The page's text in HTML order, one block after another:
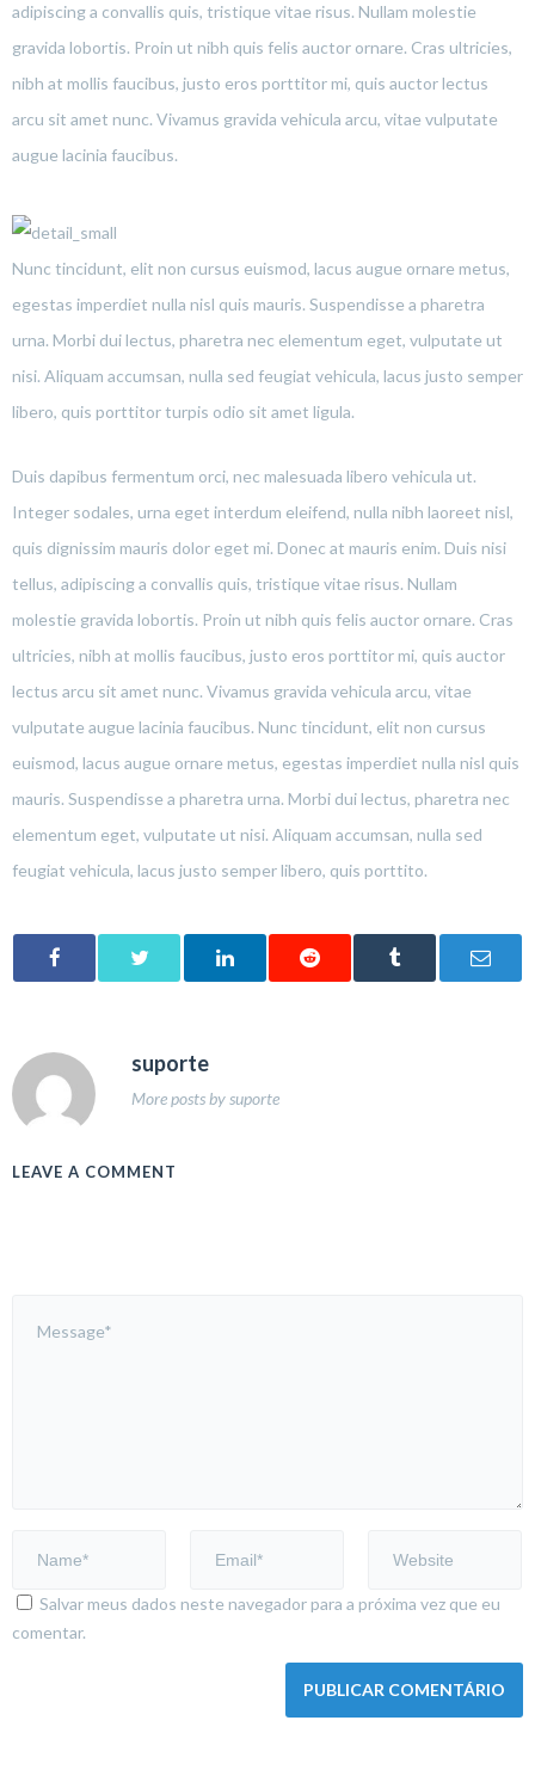
adipiscing a convallis quis, tristique vitae risus. Nullam molestie
gravida lobortis. Proin ut nibh quis felis auctor ornare. Cras ultricies,
nibh at mollis faucibus, justo eros porttitor mi, quis auctor lectus
arcu sit amet nunc. Vivamus gravida vehicula arcu, vitae vulputate
augue lacinia faucibus.
Nunc tincidunt, elit non cursus euismod, lacus augue ornare metus,
egestas imperdiet nulla nisl quis mauris. Suspendisse a pharetra
urna. Morbi dui lectus, pharetra nec elementum eget, vulputate ut
nisi. Aliquam accumsan, nulla sed feugiat vehicula, lacus justo semper
libero, quis porttitor turpis odio sit amet ligula.
Duis dapibus fermentum orci, nec malesuada libero vehicula ut.
Integer sodales, urna eget interdum eleifend, nulla nibh laoreet nisl,
quis dignissim mauris dolor eget mi. Donec at mauris enim. Duis nisi
tellus, adipiscing a convallis quis, tristique vitae risus. Nullam
molestie gravida lobortis. Proin ut nibh quis felis auctor ornare. Cras
ultricies, nibh at mollis faucibus, justo eros porttitor mi, quis auctor
lectus arcu sit amet nunc. Vivamus gravida vehicula arcu, vitae
vulputate augue lacinia faucibus. Nunc tincidunt, elit non cursus
euismod, lacus augue ornare metus, egestas imperdiet nulla nisl quis
mauris. Suspendisse a pharetra urna. Morbi dui lectus, pharetra nec
elementum eget, vulputate ut nisi. Aliquam accumsan, nulla sed
feugiat vehicula, lacus justo semper libero, quis porttito.
suporte
More posts by suporte
LEAVE A COMMENT
Salvar meus dados neste navegador para a próxima vez que eu
comentar.